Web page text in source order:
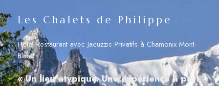
Les Chalets de Philippe
Hôtel Restaurant avec Jacuzzis Privatifs à Chamonix Mont-
Blanc
« Un lieu atypique. Une expérience à part